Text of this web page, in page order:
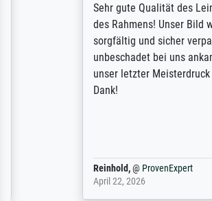
Sehr gute Qualität des
des Rahmens! Unser Bild wurde
sorgfältig und sicher verpackt, so
unbeschadet bei uns ankam. Es
unser letzter Meisterdruck sein.
Reinhold,@ProvenExpert
April 22, 2026